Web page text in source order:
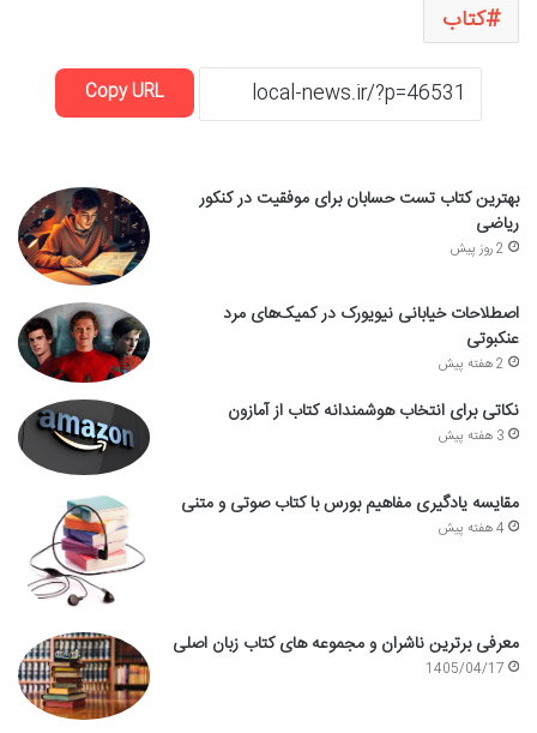
کتاب
Copy URL
بهترین کتاب تست حسابان برای موفقیت در کنکور
ریاضی
2 روز پیش
اصطلاحات خیابانی نیویورک در کمیک‌های مرد
عنکبوتی
2 هفته پیش
نکاتی برای انتخاب هوشمندانه کتاب از آمازون
3 هفته پیش
مقایسه یادگیری مفاهیم بورس با کتاب صوتی و متنی
4 هفته پیش
معرفی برترین ناشران و مجموعه های کتاب زبان اصلی
1405/04/17